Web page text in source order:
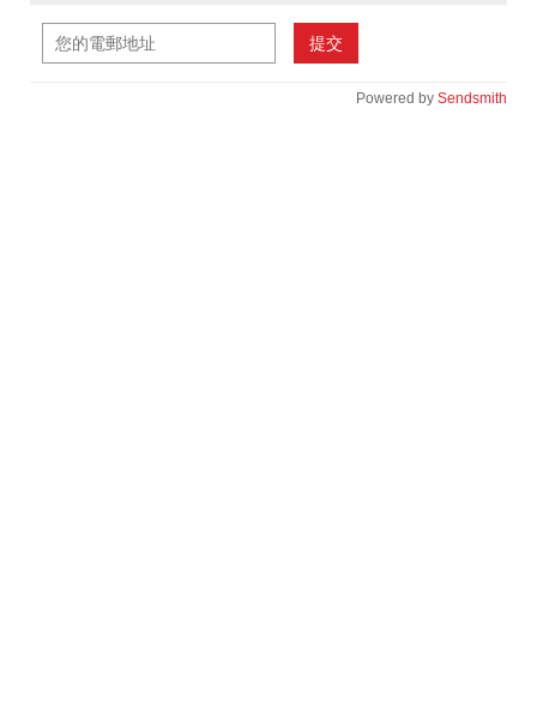
提交
Powered by Sendsmith